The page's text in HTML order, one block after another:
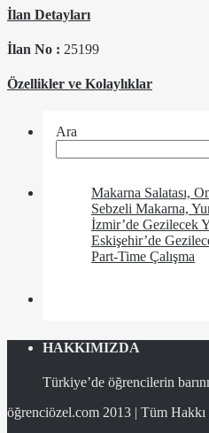
İlan Detayları
İlan No : 25199
Özellikler ve Kolaylıklar
Ara
Makarna Salatası,
Sebzeli Makarna,
İzmir’de Gezilecek
Eskişehir’de
Part-Time Çalışma
HAKKIMIZDA
Türkiye’de öğrencilerin
öğrenciözel.com 2013 | Tüm Hakkı